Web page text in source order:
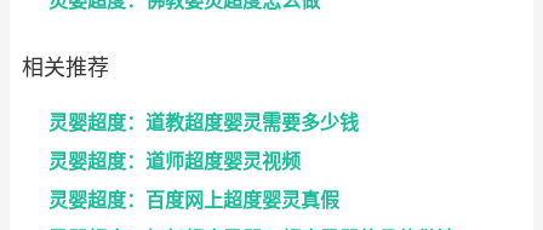
相关推荐
灵婴超度：道教超度婴灵需要多少钱
灵婴超度：道师超度婴灵视频
灵婴超度：百度网上超度婴灵真假